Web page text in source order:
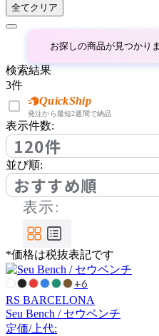
FURNITURE
コンプレックスユ
サルファニチャー
イ
カンディハウス
cosine
コサイン
CRUSH CRASH
全てクリア
お探しの商品が見つかり
検索結果
3件
QuickShip
発注から最短2週間で納品
表示件数:
120件
並び順:
おすすめ順
表示:
*価格は税抜表記です
+6
RS BARCELONA
Seu Bench / セウベンチ
定価/上代: